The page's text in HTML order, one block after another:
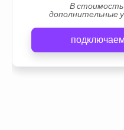
В
дополнительные